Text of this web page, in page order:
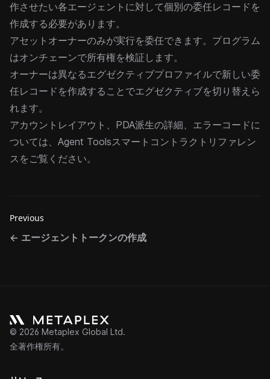
作させたい各エージェントに対して個別の委任レコードを
作成する必要があります。
アセットオーナーのみが実行を委任できます。プログラム
はオンチェーンで所有権を検証します。
オーナーは異なるエグゼクティブプロファイルで新しい委
任レコードを作成することでエグゼクティブを切り替えら
れます。
アカウントレイアウト、PDA派生の詳細、エラーコードに
ついては、 Agent Toolsスマートコントラクトリファレン
スをご覧ください。
Previous
← エージェントトークンの作成
© 2026 Metaplex Global Ltd.
全著作権所有。